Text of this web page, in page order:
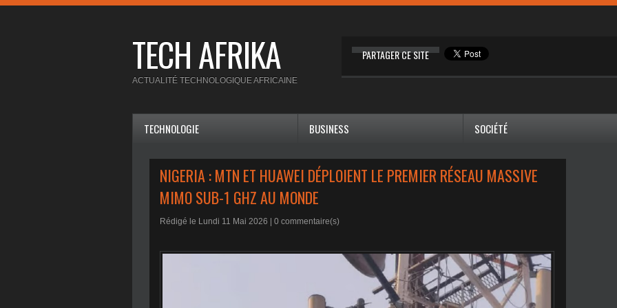
TECH AFRIKA PARTAGER CE SITE
ACTUALITÉ TECHNOLOGIQUE AFRICAINE
TECHNOLOGIE BUSINESS SOCIÉTÉ
NIGERIA : MTN ET HUAWEI DÉPLOIENT LE PREMIER RÉSEAU MASSIVE
MIMO SUB-1 GHZ AU MONDE
Rédigé le Lundi 11 Mai 2026 | 0 commentaire(s)